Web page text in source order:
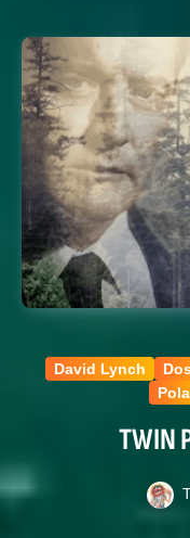
David Lynch
TWIN